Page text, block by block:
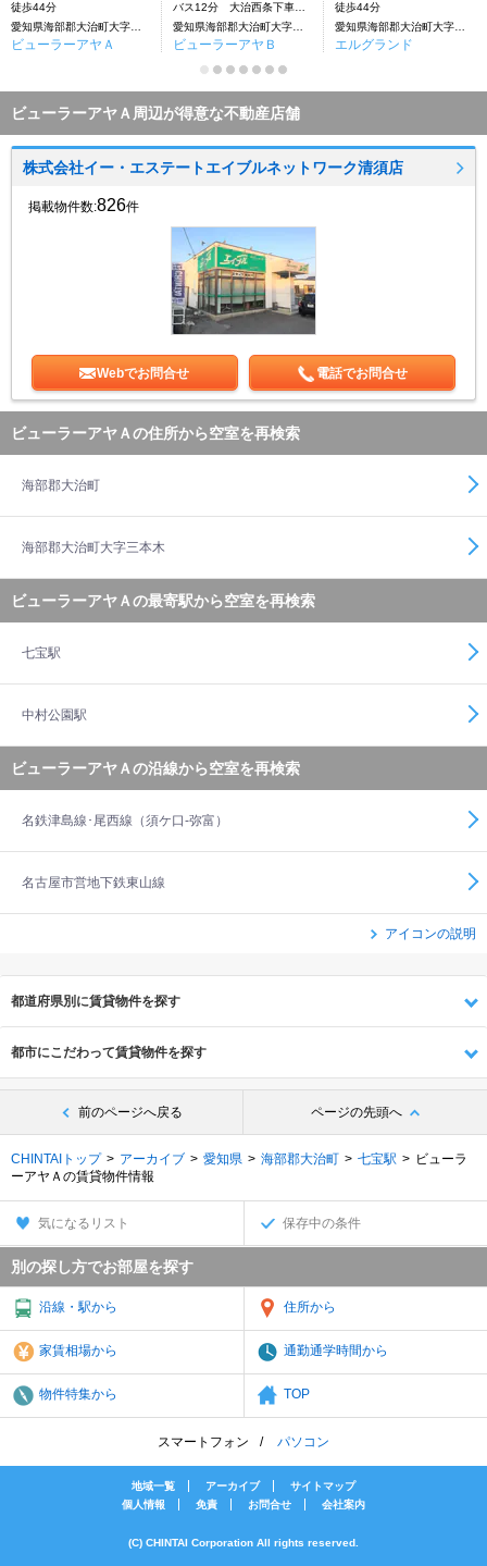
徒歩44分
ビューラーアヤＡ
バス12分 大治西条下車：停歩12分
ビューラーアヤＢ
徒歩44分
エルグランド
ビューラーアヤＡ周辺が得意な不動産店舗
株式会社イー・エステートエイブルネットワーク清須店
掲載物件数:826件
Webでお問合せ 電話でお問合せ
ビューラーアヤＡの住所から空室を再検索
海部郡大治町
海部郡大治町大字三本木
ビューラーアヤＡの最寄駅から空室を再検索
七宝駅
中村公園駅
ビューラーアヤＡの沿線から空室を再検索
名鉄津島線･尾西線（須ケ口-弥富）
名古屋市営地下鉄東山線
アイコンの説明
都道府県別に賃貸物件を探す
都市にこだわって賃貸物件を探す
前のページへ戻る ページの先頭へ
CHINTAIトップ アーカイブ 愛知県 海部郡大治町 七宝駅
ビューラ
ーアヤＡの賃貸物件情報
気になるリスト 保存中の条件
別の探し方でお部屋を探す
沿線・駅から 住所から
家賃相場から 通勤通学時間から
物件特集から TOP
スマートフォン パソコン
地域一覧 アーカイブ
サイトマップ
個人情報
免責 お問合せ 会社案内
(C) CHINTAI Corporation All rights reserved.